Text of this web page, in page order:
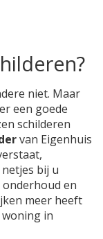
niet. Maar
een goede
schilderen
van Eigenhuis
bij u
en
meer heeft
in